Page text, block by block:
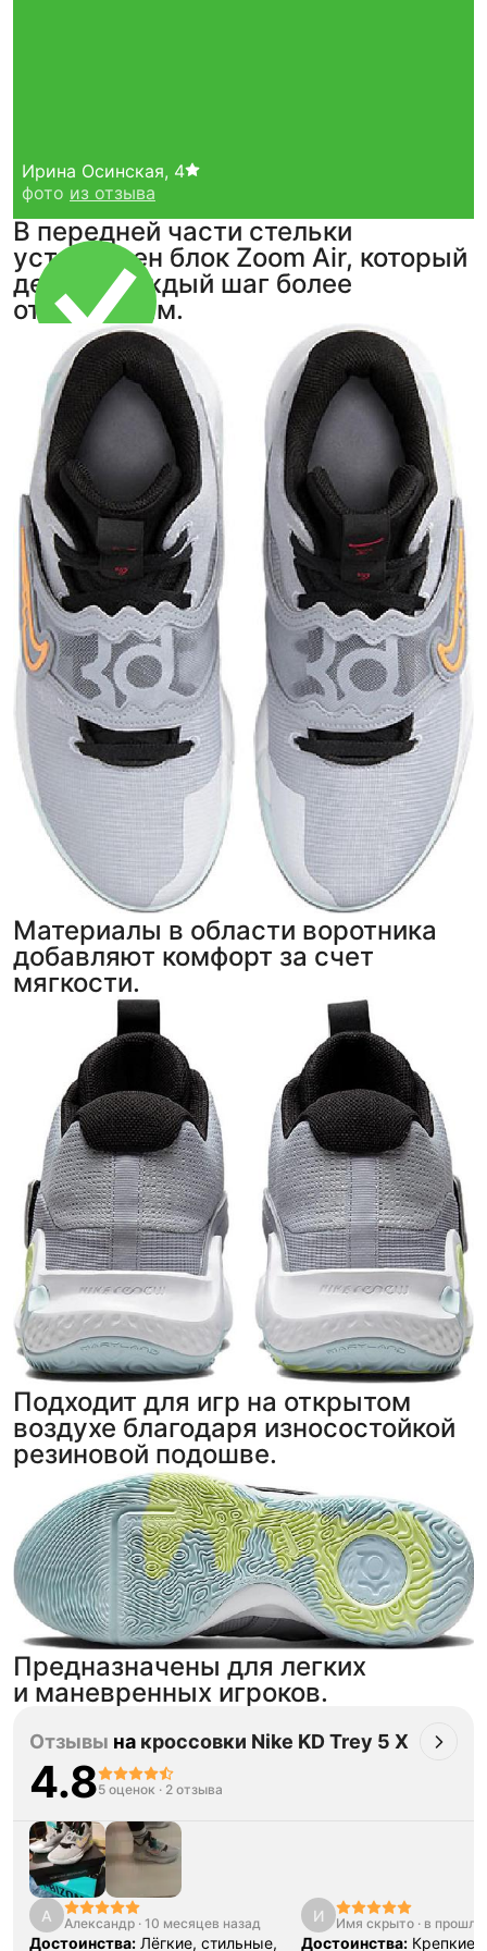
Тройная гарантия
оригинальности
Товар сертифицирован и опломбирован.
Проверяем на оригинальность
по 16 параметрам.
Если придёт подделка — вернём деньги
в трёхкратном размере.
Как мы провеяем товары
Ирина Осинская, 4
фото из отзыва
В передней части стельки
установлен блок Zoom Air, который
делает каждый шаг более
отзывчивым.
Материалы в области воротника
добавляют комфорт за счет
мягкости.
Подходит для игр на открытом
воздухе благодаря износостойкой
резиновой подошве.
Предназначены для легких
и маневренных игроков.
Отзывы на кроссовки Nike KD Trey 5 X
4.85 оценок · 2 отзыва
А Александр · 10 месяцев назад
Достоинства: Лёгкие, стильные,
И Имя скрыто · в
Достоинства: Крепкие,